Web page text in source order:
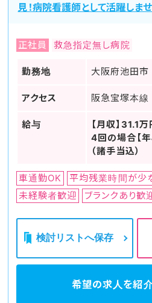
見！病院看護師として活躍しま
正社員 救急指定無し病院
勤務地 大阪府池田市
アクセス 阪急宝塚本線
給与
【月収】31.1
4回の場合【
（諸手当込）
車通勤OK 平均残業時間が少
未経験者歓迎
ブランクあり歓
検討リストへ保存
希望の求人を紹